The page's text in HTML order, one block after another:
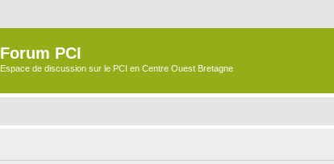
Forum PCI
Espace de discussion sur le PCI en Centre Ouest Bretagne